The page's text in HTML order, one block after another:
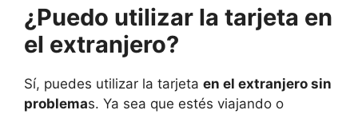
¿Puedo utilizar la tarjeta en
el extranjero?
Sí, puedes utilizar la tarjeta en el extranjero sin
problemas. Ya sea que estés viajando o